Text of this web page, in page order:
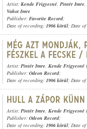
Artist: Kende Frigyesné, Pintér Imre,
Vahot Imre
Publisher: Favorite Record;
Date of recording: 1906 körül; Date of
Artist: Pintér Imre, Kende Frigyesné
Publisher: Odeon Record;
Date of recording: 1906 körül; Date of
Artist: Pintér Imre, Kende Frigyesné
Publisher: Odeon Record;
Date of recording: 1906 körül; Date of